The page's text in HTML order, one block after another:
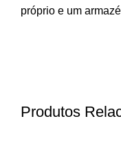
próprio e um
Produtos